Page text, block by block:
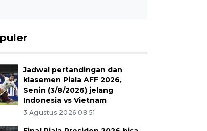
Jadwal pertandingan dan
klasemen Piala AFF 2026,
Senin (3/8/2026) jelang
Indonesia vs Vietnam
3 Agustus 2026 08:51